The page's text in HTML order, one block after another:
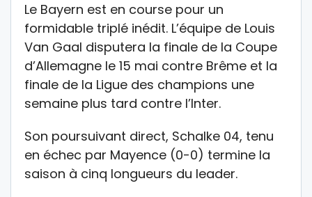
Le Bayern est en course pour un
formidable triplé inédit. L’équipe de Louis
Van Gaal disputera la finale de la Coupe
d’Allemagne le 15 mai contre Brême et la
finale de la Ligue des champions une
semaine plus tard contre l’Inter.
Son poursuivant direct, Schalke 04, tenu
en échec par Mayence (0-0) termine la
saison à cinq longueurs du leader.